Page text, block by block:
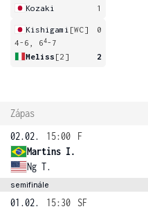
Kozaki
1
Kishigami [WC]
0
4-6, 64-7
Meliss [2] 2
Zápas
02.02.
15:00
F
Martins I.
Ng T.
semifinále
01.02. 15:30
SF